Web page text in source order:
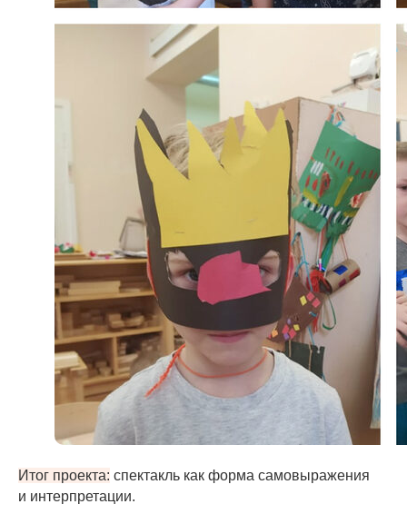
Итог проекта: спектакль как форма самовыражения
и интерпретации.